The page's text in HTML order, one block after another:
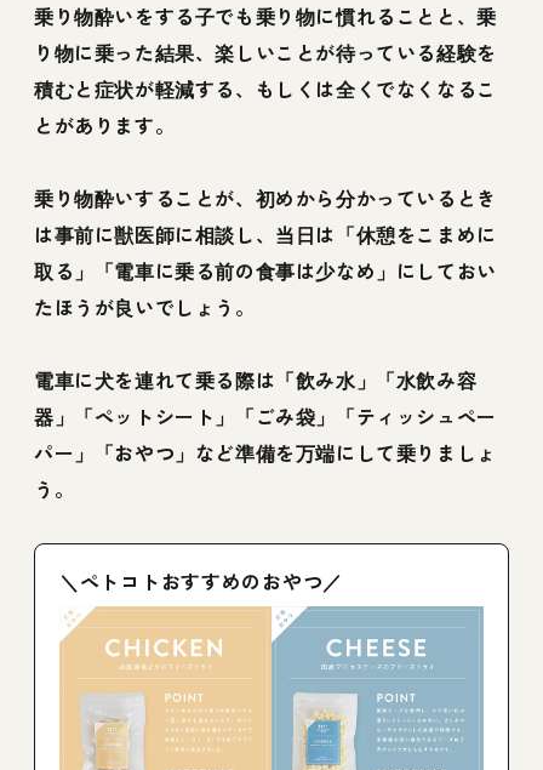
乗り物酔いをする子でも乗り物に慣れることと、乗
り物に乗った結果、楽しいことが待っている経験を
積むと症状が軽減する、もしくは全くでなくなるこ
とがあります。
乗り物酔いすることが、初めから分かっているとき
は事前に獣医師に相談し、当日は「休憩をこまめに
取る」「電車に乗る前の食事は少なめ」にしておい
たほうが良いでしょう。
電車に犬を連れて乗る際は「飲み水」「水飲み容
器」「ペットシート」「ごみ袋」「ティッシュペー
パー」「おやつ」など準備を万端にして乗りましょ
う。
＼ペトコトおすすめのおやつ／